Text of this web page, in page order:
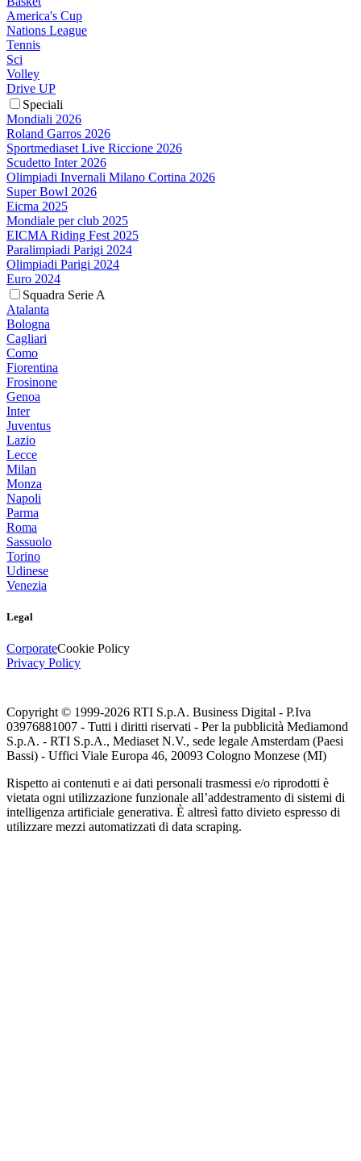
America's Cup
Nations League
Tennis
Sci
Volley
Drive UP
Speciali
Mondiali 2026
Roland Garros 2026
Sportmediaset Live Riccione 2026
Scudetto Inter 2026
Olimpiadi Invernali Milano Cortina 2026
Super Bowl 2026
Eicma 2025
Mondiale per club 2025
EICMA Riding Fest 2025
Paralimpiadi Parigi 2024
Olimpiadi Parigi 2024
Euro 2024
Squadra Serie A
Atalanta
Bologna
Cagliari
Como
Fiorentina
Frosinone
Genoa
Inter
Juventus
Lazio
Lecce
Milan
Monza
Napoli
Parma
Roma
Sassuolo
Torino
Udinese
Venezia
Legal
CorporateCookie Policy
Privacy Policy
Copyright © 1999-2026 RTI S.p.A. Business Digital - P.Iva
03976881007 - Tutti i diritti riservati - Per la pubblicità Mediamond
S.p.A. - RTI S.p.A., Mediaset N.V., sede legale Amsterdam (Paesi
Bassi) - Uffici Viale Europa 46, 20093 Cologno Monzese (MI)
Rispetto ai contenuti e ai dati personali trasmessi e/o riprodotti è
vietata ogni utilizzazione funzionale all’addestramento di sistemi di
intelligenza artificiale generativa. È altresì fatto divieto espresso di
utilizzare mezzi automatizzati di data scraping.